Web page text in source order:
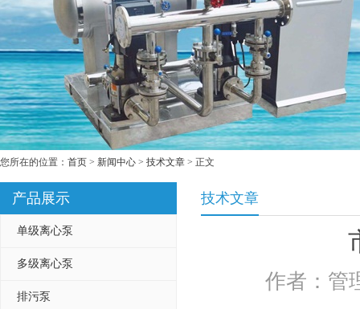
您所在的位置： 首页 > 新闻中心 > 技术文章 > 正文
产品展示
单级离心泵
多级离心泵
排污泵
技术文章
作者：